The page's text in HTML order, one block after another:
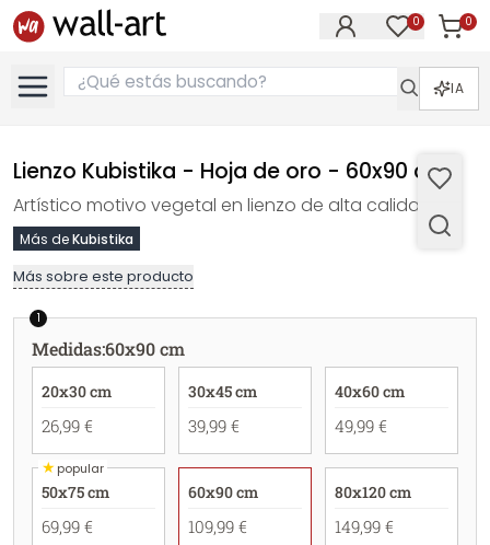
0 0
IA
Lienzo Kubistika - Hoja de oro - 60x90 cm
Artístico motivo vegetal en lienzo de alta calidad.
Más deKubistika
Más sobre este producto
1
Medidas:60x90 cm
20x30 cm
26,99 €
30x45 cm
39,99 €
40x60 cm
49,99 €
★popular
50x75 cm
69,99 €
60x90 cm
109,99 €
80x120 cm
149,99 €